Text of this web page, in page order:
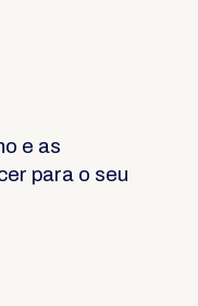
e as
para o seu